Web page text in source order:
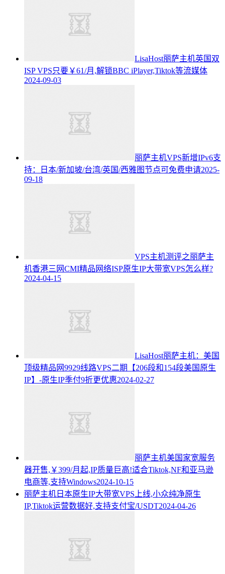
LisaHost丽萨主机英国双
ISP VPS只要￥61/月,解锁BBC iPlayer,Tiktok等流媒体
2024-09-03
丽萨主机VPS新增IPv6支
持：日本/新加坡/台湾/英国/西雅图节点可免费申请2025-
09-18
VPS主机测评之丽萨主
机香港三网CMI精品网络ISP原生IP大带宽VPS怎么样?
2024-04-15
LisaHost丽萨主机：美国
顶级精品网9929线路VPS二期【206段和154段美国原生
IP】-原生IP季付9折更优惠2024-02-27
丽萨主机美国家宽服务
器开售,￥399/月起,IP质量巨高!适合Tiktok,NF和亚马逊
电商等,支持Windows2024-10-15
丽萨主机日本原生IP大带宽VPS上线,小众纯净原生
IP,Tiktok运营数据好,支持支付宝/USDT2024-04-26